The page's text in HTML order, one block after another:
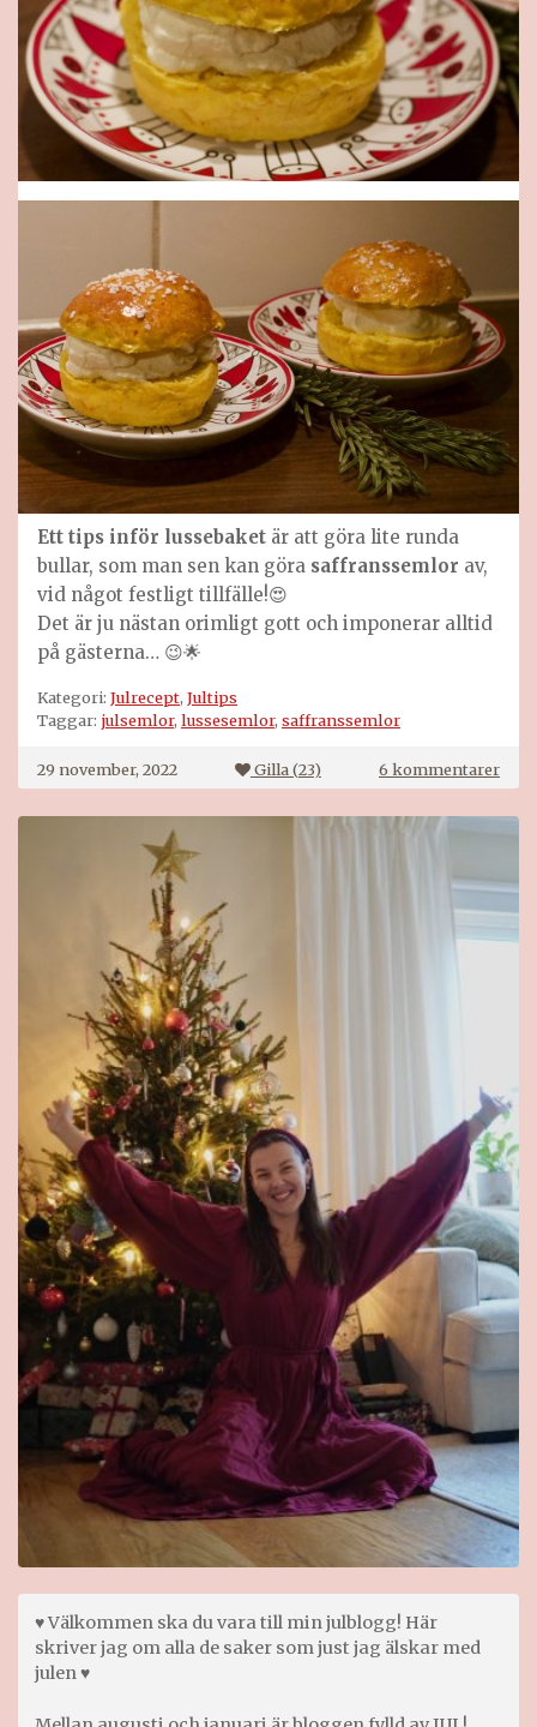
Ett tips inför lussebaket är att göra lite runda
bullar, som man sen kan göra saffranssemlor av,
vid något festligt tillfälle!😍
Det är ju nästan orimligt gott och imponerar alltid
på gästerna… 😉🌟
Kategori: Julrecept, Jultips
Taggar: julsemlor, lussesemlor, saffranssemlor
29 november, 2022 Gilla (23) 6 kommentarertill
♥ Välkommen ska du vara till min julblogg! Här
skriver jag om alla de saker som just jag älskar med
julen ♥